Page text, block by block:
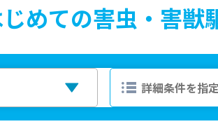
めての害虫・害獣